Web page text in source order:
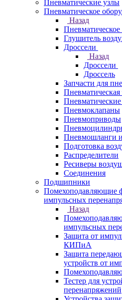
Пневматические узлы
Пневматическое
Назад
Пневматическое
Глушитель
Дроссели
Назад
Дроссели
Дроссель
Запчасти для
Пневматическая
Пневматические
Пневмоклапаны
Пневмоприводы
Пневмошланги
Подготовка
Распределители
Ресиверы
Соединения
Подшипники
Помехоподавляющие
импульсных
Назад
импульсных
Защита от
КИПиА
Защита
устройств от
Тестер для
перенапряжений